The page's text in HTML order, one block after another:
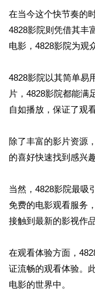
在当今这个快节奏的
4828影院则凭借其丰
电影，4828影院为观
4828影院以其简单易
片，4828影院都能满
自如播放，保证了观
除了丰富的影片资源
的喜好快速找到感兴
当然，4828影院最吸
免费的电影观看服务
接触到最新的影视作
在观看体验方面，
证流畅的观看体验。
电影的世界中。